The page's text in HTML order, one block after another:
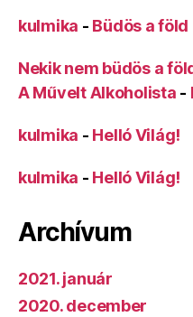
kulmika - Büdös a föld
Nekik nem büdös a
A Művelt Alkoholista -
kulmika - Helló Világ!
kulmika - Helló Világ!
Archívum
2021. január
2020. december